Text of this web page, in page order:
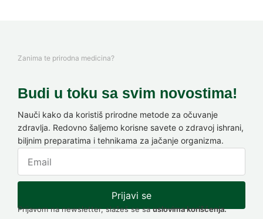
Zanima te prirodna medicina?
Budi u toku sa svim novostima!
Nauči kako da koristiš prirodne metode za očuvanje
zdravlja. Redovno šaljemo korisne savete o zdravoj ishrani,
biljnim preparatima i tehnikama za jačanje organizma.
Prijavi se
Prijavom na newsletter, slažeš se sauslovima korišćenja.